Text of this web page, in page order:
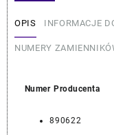
OPIS INFORMACJE
NUMERY
Numer Producenta
890622